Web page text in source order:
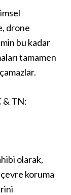
drone
bu kadar
tamamen
& TN:
olarak,
çevre koruma